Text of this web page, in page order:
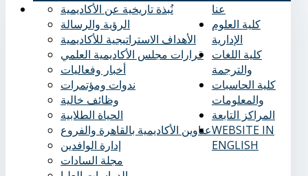
عنا
نُبذة تاريخية عن الأكاديمية
الرؤية والرسالة
الأهداف الاستراتيجية للأكاديمية
قرارات مجلس الأكاديمية العلمي
أخبار وفعاليات
ندوات ومؤتمرات
وظائف خالية
الحياة الطلابية
عناوين الأكاديمية بالقاهرة والفروع
إدارة الوافدين
كلية العلوم
الإدارية
مجلة السادات
كلية اللغات
والترجمة
كلية الحاسبات
والمعلومات
المراكز التابعة
WEBSITE IN
ENGLISH